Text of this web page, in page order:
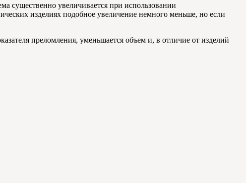
существенно увеличивается при использовании
изделиях подобное увеличение немного меньше, но если
преломления, уменьшается объем и, в отличие от изделий